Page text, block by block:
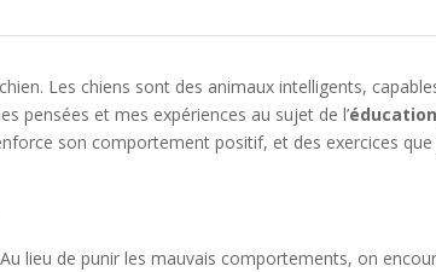
Les chiens sont des animaux intelligents,
pensées et mes expériences au sujet de l’
son comportement positif, et des exercices que
lieu de punir les mauvais comportements, on